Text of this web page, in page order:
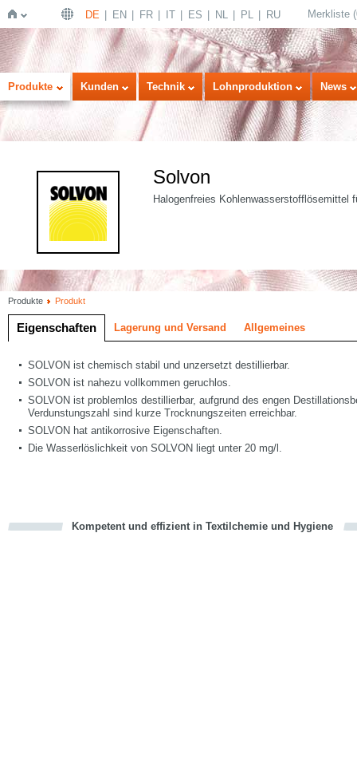
Startseite
DE EN FR IT ES NL PL RU Merkliste (
Produkte Kunden Technik Lohnproduktion News
Solvon
Halogenfreies Kohlenwasserstofflösemittel
Produkte Produkt
Eigenschaften Lagerung und Versand Allgemeines
SOLVON ist chemisch stabil und unzersetzt destillierbar.
SOLVON ist nahezu vollkommen geruchlos.
SOLVON ist problemlos destillierbar, aufgrund des engen
Verdunstungszahl sind kurze Trocknungszeiten erreichbar.
SOLVON hat antikorrosive Eigenschaften.
Die Wasserlöslichkeit von SOLVON liegt unter 20 mg/l.
Kompetent und effizient in Textilchemie und Hygiene